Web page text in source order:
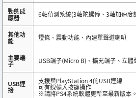
動態感
應器 6軸偵測系統(3軸陀螺儀、3軸加速度
其他功
能 燈條、震動功能、內建單聲道喇叭
主要端
子 USB端子(Micro B)、擴充端子、立
USB連
接
支援與PlayStation 4的USB連線
可有線輸入按鍵操作
※請將PS4系統軟體更新至最新版本。